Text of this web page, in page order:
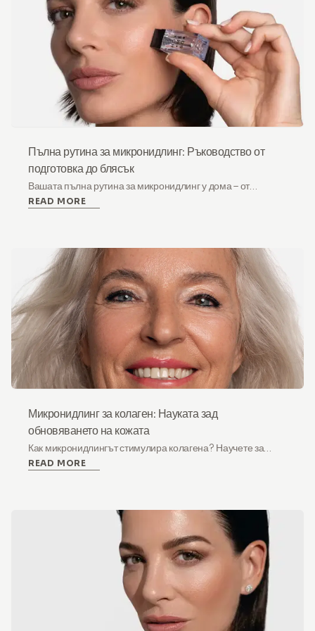
Пълна рутина за микронидлинг: Ръководство от
подготовка до блясък
Вашата пълна рутина за микронидлинг у дома – от
укрепване на бариерата до постпроцедурен блясък.
READ MORE
Микронидлинг за колаген: Науката зад
обновяването на кожата
Как микронидлингът стимулира колагена? Научете за
трите фази на терапията за индукция на колаген и как
READ MORE